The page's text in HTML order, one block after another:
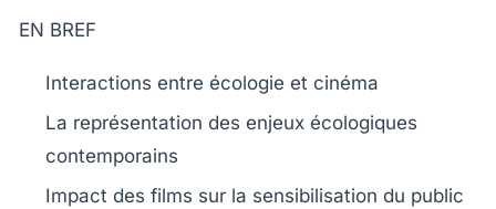
EN BREF
Interactions entre écologie et cinéma
La représentation des enjeux écologiques
contemporains
Impact des films sur la sensibilisation du public